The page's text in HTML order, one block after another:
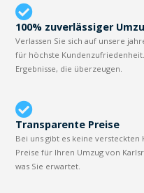
100% zuverlässiger
Verlassen Sie sich auf unsere
für höchste
Ergebnisse, die überzeugen.
Transparente Preise
Bei uns gibt es keine
Preise für Ihren Umzug von
was Sie erwartet.